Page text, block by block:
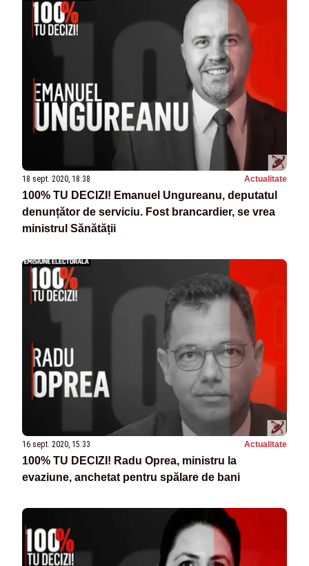
18 sept. 2020, 18:38 Actualitate
100% TU DECIZI! Emanuel Ungureanu, deputatul
denunțător de serviciu. Fost brancardier, se vrea
ministrul Sănătății
16 sept. 2020, 15:33 Actualitate
100% TU DECIZI! Radu Oprea, ministru la
evaziune, anchetat pentru spălare de bani